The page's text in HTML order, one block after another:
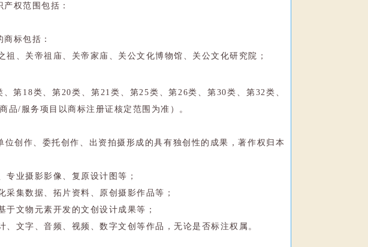
权范围包括：
标包括：
、关帝祖庙、关帝家庙、关公文化博物馆、关公文化研究院；
第18类、第20类、第21类、第25类、第26类、第30类、第32类、
品/服务项目以商标注册证核定范围为准）。
创作、委托创作、出资拍摄形成的具有独创性的成果，著作权归本
业摄影影像、复原设计图等；
集数据、拓片资料、原创摄影作品等；
文物元素开发的文创设计成果等；
文字、音频、视频、数字文创等作品，无论是否标注权属。